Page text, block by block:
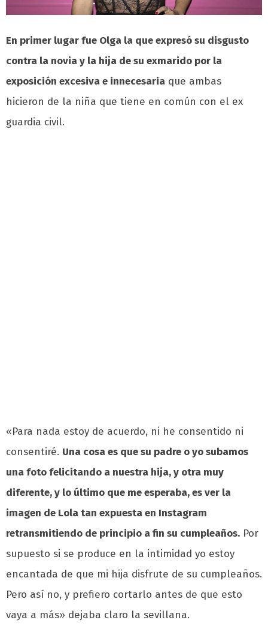
En primer lugar fue Olga la que expresó su disgusto
contra la novia y la hija de su exmarido por la
exposición excesiva e innecesaria que ambas
hicieron de la niña que tiene en común con el ex
guardia civil.
«Para nada estoy de acuerdo, ni he consentido ni
consentiré. Una cosa es que su padre o yo subamos
una foto felicitando a nuestra hija, y otra muy
diferente, y lo último que me esperaba, es ver la
imagen de Lola tan expuesta en Instagram
retransmitiendo de principio a fin su cumpleaños. Por
supuesto si se produce en la intimidad yo estoy
encantada de que mi hija disfrute de su cumpleaños.
Pero así no, y prefiero cortarlo antes de que esto
vaya a más» dejaba claro la sevillana.